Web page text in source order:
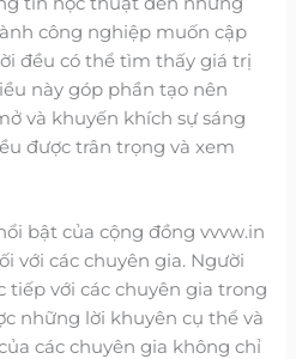
công nghiệp muốn cập
đều có thể tìm thấy giá trị
này góp phần tạo nên
và khuyến khích sự sáng
được trân trọng và xem
bật của cộng đồng vvvw.in
với các chuyên gia. Người
tiếp với các chuyên gia trong
những lời khuyên cụ thể và
các chuyên gia không chỉ